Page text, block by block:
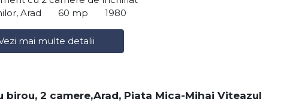
Arad
60 mp 1980
mai multe detalii
birou, 2 camere,Arad, Piata Mica-Mihai Viteazul